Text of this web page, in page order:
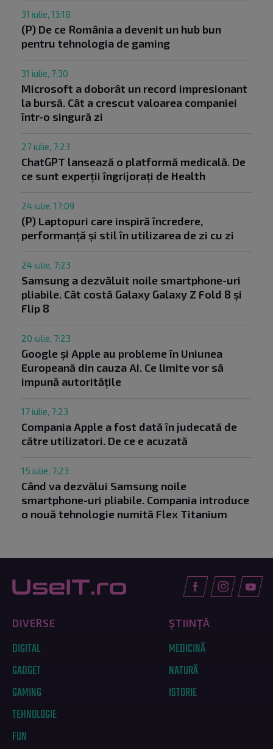
31 iulie, 13:18
(P) De ce România a devenit un hub bun
pentru tehnologia de gaming
31 iulie, 7:30
Microsoft a doborât un record impresionant
la bursă. Cât a crescut valoarea companiei
într-o singură zi
27 iulie, 7:23
ChatGPT lansează o platformă medicală. De
ce sunt experții îngrijorați de Health
24 iulie, 17:09
(P) Laptopuri care inspiră încredere,
performanță și stil în utilizarea de zi cu zi
24 iulie, 7:23
Samsung a dezvăluit noile smartphone-uri
pliabile. Cât costă Galaxy Galaxy Z Fold 8 și
Flip 8
20 iulie, 7:23
Google și Apple au probleme în Uniunea
Europeană din cauza AI. Ce limite vor să
impună autoritățile
17 iulie, 7:23
Compania Apple a fost dată în judecată de
către utilizatori. De ce e acuzată
15 iulie, 7:23
Când va dezvălui Samsung noile
smartphone-uri pliabile. Compania introduce
o nouă tehnologie numită Flex Titanium
DIVERSE
DIGITAL
GADGET
GAMING
TEHNOLOGIE
FUN
ȘTIINȚĂ
MEDICINĂ
NATURĂ
ISTORIE